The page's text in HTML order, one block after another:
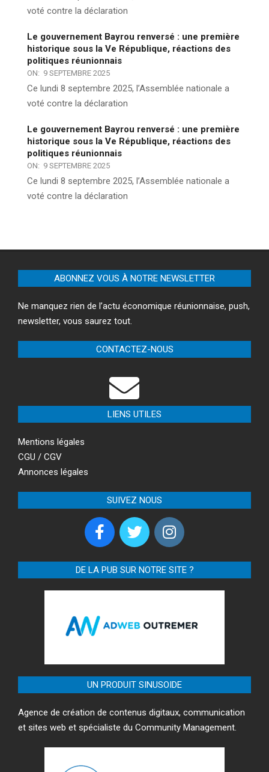
voté contre la déclaration
Le gouvernement Bayrou renversé : une première
historique sous la Ve République, réactions des
politiques réunionnais
ON: 9 SEPTEMBRE 2025
Ce lundi 8 septembre 2025, l’Assemblée nationale a
voté contre la déclaration
Le gouvernement Bayrou renversé : une première
historique sous la Ve République, réactions des
politiques réunionnais
ON: 9 SEPTEMBRE 2025
Ce lundi 8 septembre 2025, l’Assemblée nationale a
voté contre la déclaration
ABONNEZ VOUS À NOTRE NEWSLETTER
Ne manquez rien de l’actu économique réunionnaise, push,
newsletter, vous saurez tout.
CONTACTEZ-NOUS
LIENS UTILES
Mentions légales
CGU / CGV
Annonces légales
SUIVEZ NOUS
DE LA PUB SUR NOTRE SITE ?
UN PRODUIT SINUSOIDE
Agence de création de contenus digitaux, communication
et sites web et spécialiste du Community Management.